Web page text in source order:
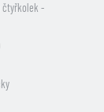
čtyřkolek -